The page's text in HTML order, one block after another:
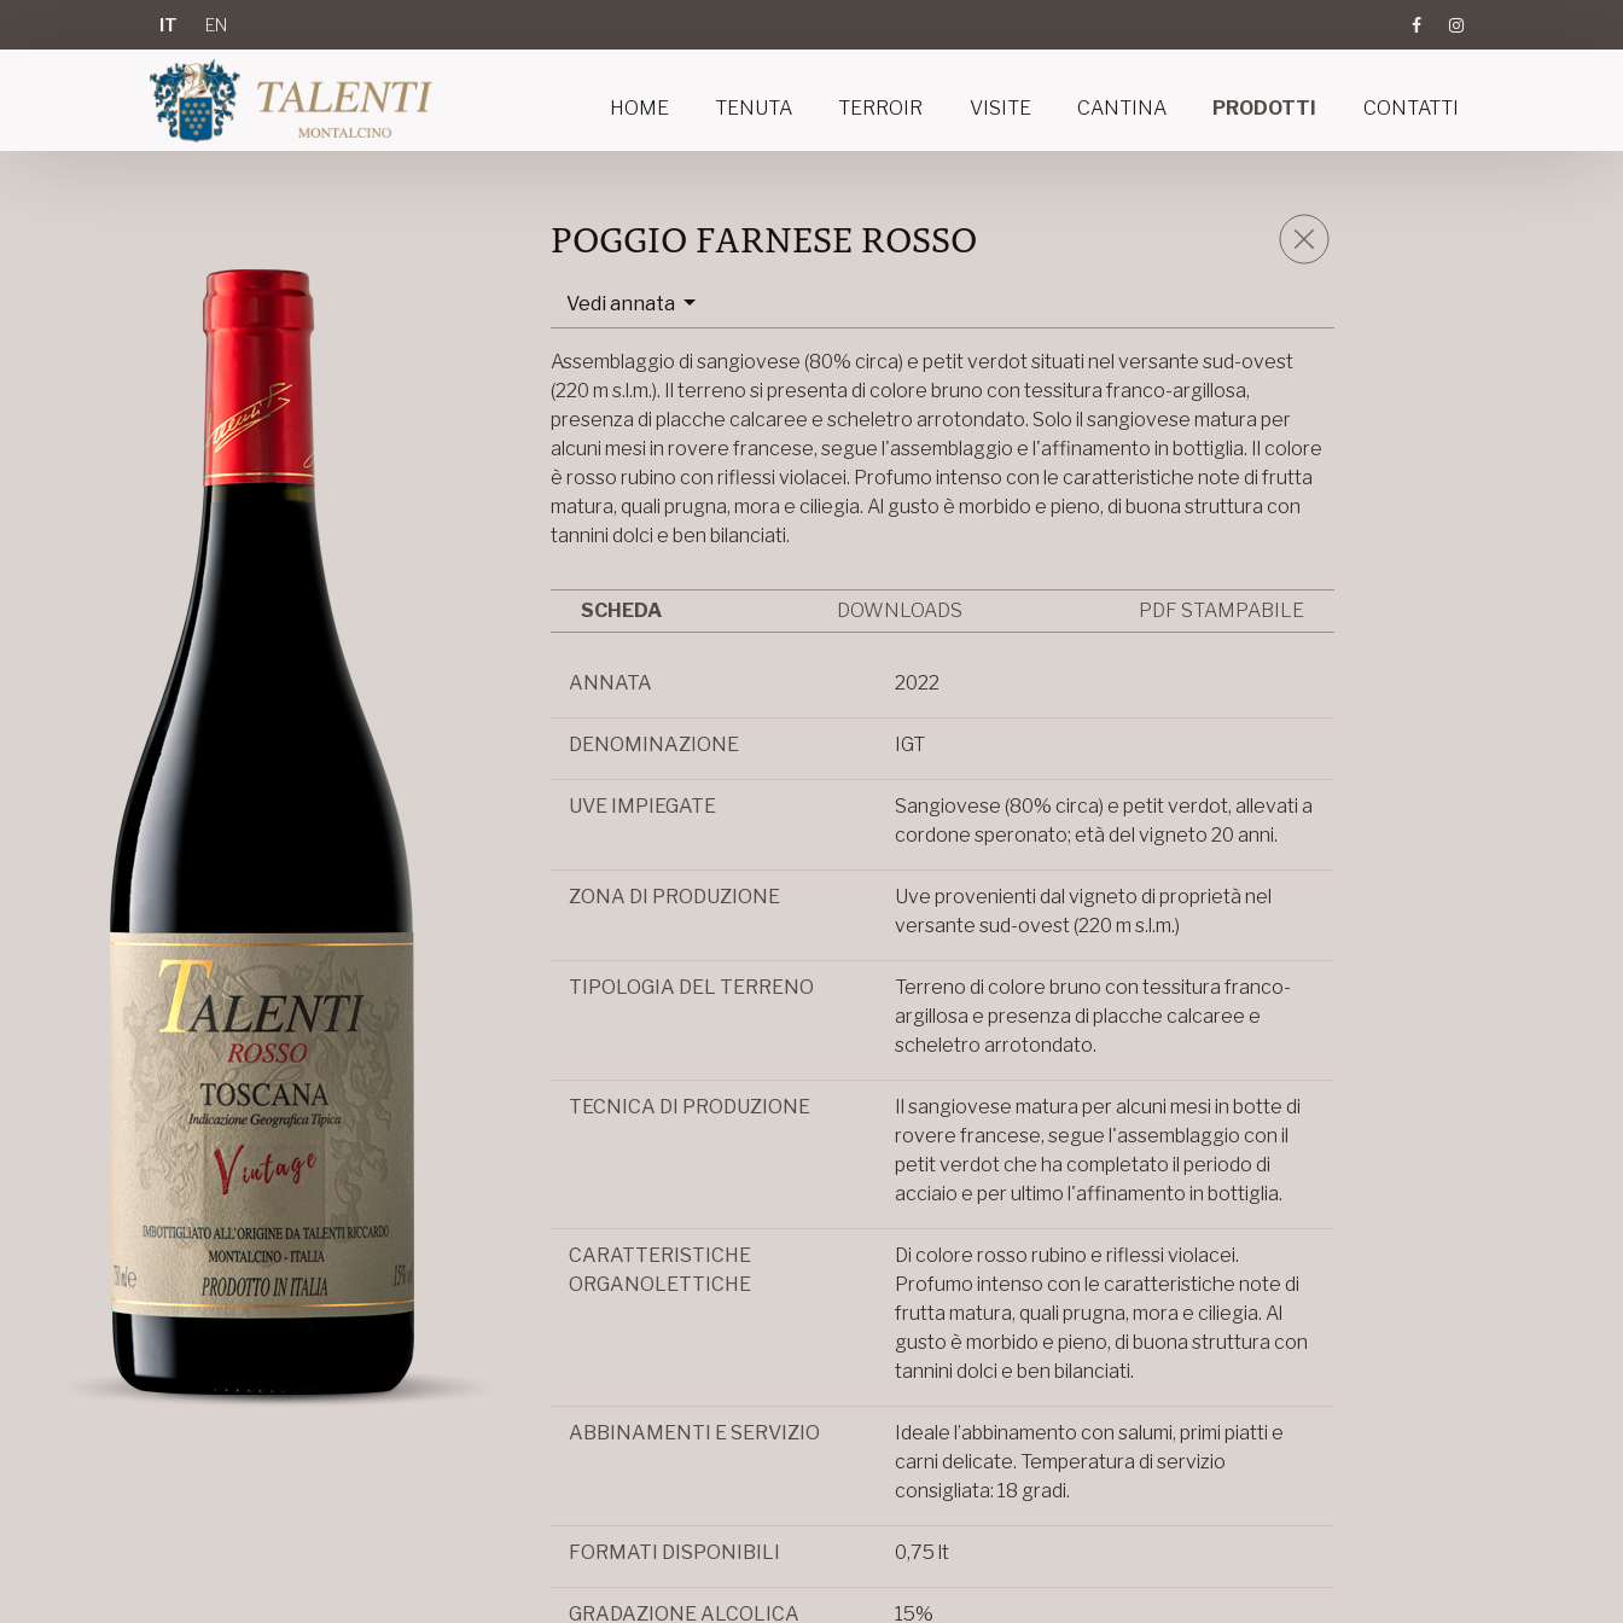
IT EN
HOME TENUTA TERROIR VISITE CANTINA PRODOTTI CONTATTI
POGGIO FARNESE ROSSO
Vedi annata
Assemblaggio di sangiovese (80% circa) e petit verdot situati nel versante sud-ovest
(220 m s.l.m.). Il terreno si presenta di colore bruno con tessitura franco-argillosa,
presenza di placche calcaree e scheletro arrotondato. Solo il sangiovese matura per
alcuni mesi in rovere francese, segue l'assemblaggio e l'affinamento in bottiglia. Il colore
è rosso rubino con riflessi violacei. Profumo intenso con le caratteristiche note di frutta
matura, quali prugna, mora e ciliegia. Al gusto è morbido e pieno, di buona struttura con
tannini dolci e ben bilanciati.
SCHEDA DOWNLOADS PDF STAMPABILE
ANNATA 2022
DENOMINAZIONE IGT
UVE IMPIEGATE
Sangiovese (80% circa) e petit verdot, allevati a
cordone speronato; età del vigneto 20 anni.
ZONA DI PRODUZIONE
Uve provenienti dal vigneto di proprietà nel
versante sud-ovest (220 m s.l.m.)
TIPOLOGIA DEL TERRENO
Terreno di colore bruno con tessitura franco-
argillosa e presenza di placche calcaree e
scheletro arrotondato.
TECNICA DI PRODUZIONE
Il sangiovese matura per alcuni mesi in botte di
rovere francese, segue l'assemblaggio con il
petit verdot che ha completato il periodo di
acciaio e per ultimo l'affinamento in bottiglia.
CARATTERISTICHE
ORGANOLETTICHE
Di colore rosso rubino e riflessi violacei.
Profumo intenso con le caratteristiche note di
frutta matura, quali prugna, mora e ciliegia. Al
gusto è morbido e pieno, di buona struttura con
tannini dolci e ben bilanciati.
ABBINAMENTI E SERVIZIO
Ideale l’abbinamento con salumi, primi piatti e
carni delicate. Temperatura di servizio
consigliata: 18 gradi.
FORMATI DISPONIBILI 0,75 lt
GRADAZIONE ALCOLICA 15%